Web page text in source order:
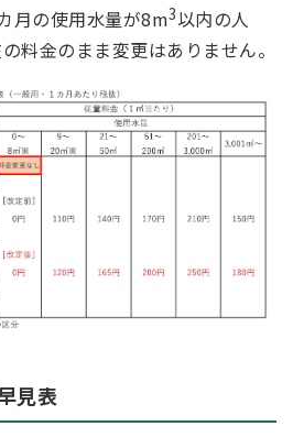
月の使用水量が8m3以内の人
料金のまま変更はありません。
見表